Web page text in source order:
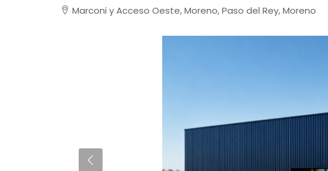
Marconi y Acceso Oeste, Moreno, Paso del Rey, Moreno